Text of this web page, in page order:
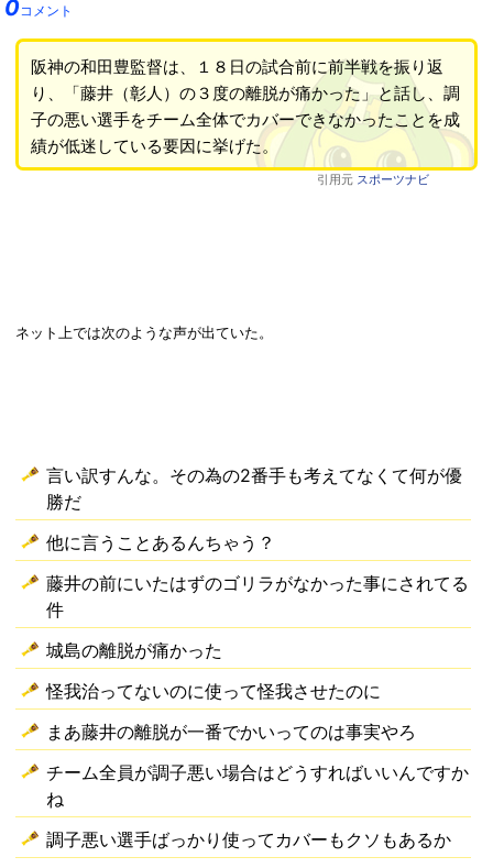
0コメント
阪神の和田豊監督は、１８日の試合前に前半戦を振り返
り、「藤井（彰人）の３度の離脱が痛かった」と話し、調
子の悪い選手をチーム全体でカバーできなかったことを成
績が低迷している要因に挙げた。
引用元 スポーツナビ
ネット上では次のような声が出ていた。
言い訳すんな。その為の2番手も考えてなくて何が優
勝だ
他に言うことあるんちゃう？
藤井の前にいたはずのゴリラがなかった事にされてる
件
城島の離脱が痛かった
怪我治ってないのに使って怪我させたのに
まあ藤井の離脱が一番でかいってのは事実やろ
チーム全員が調子悪い場合はどうすればいいんですか
ね
調子悪い選手ばっかり使ってカバーもクソもあるか